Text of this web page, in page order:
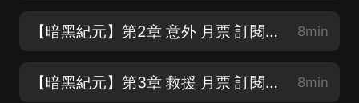
【暗黑紀元】第2章 意外 月票 訂閱 轉發 五星好評 8min
【暗黑紀元】第3章 救援 月票 訂閱 轉發 五星好評 8min